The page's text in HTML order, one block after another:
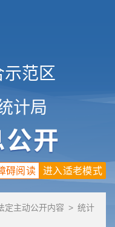
范区
计局
进入适老模式
碍阅读
定主动公开内容 > 统计